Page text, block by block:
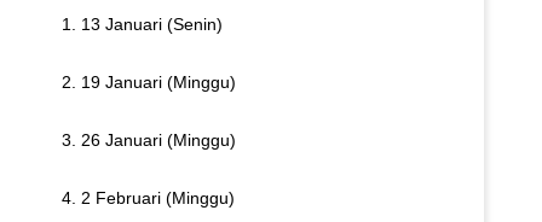
13 Januari (Senin)
19 Januari (Minggu)
26 Januari (Minggu)
2 Februari (Minggu)